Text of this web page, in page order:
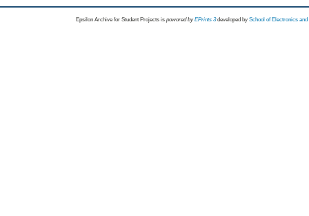
Epsilon Archive for Student Projects is powored byEPrints 3 developed by School of Electronics